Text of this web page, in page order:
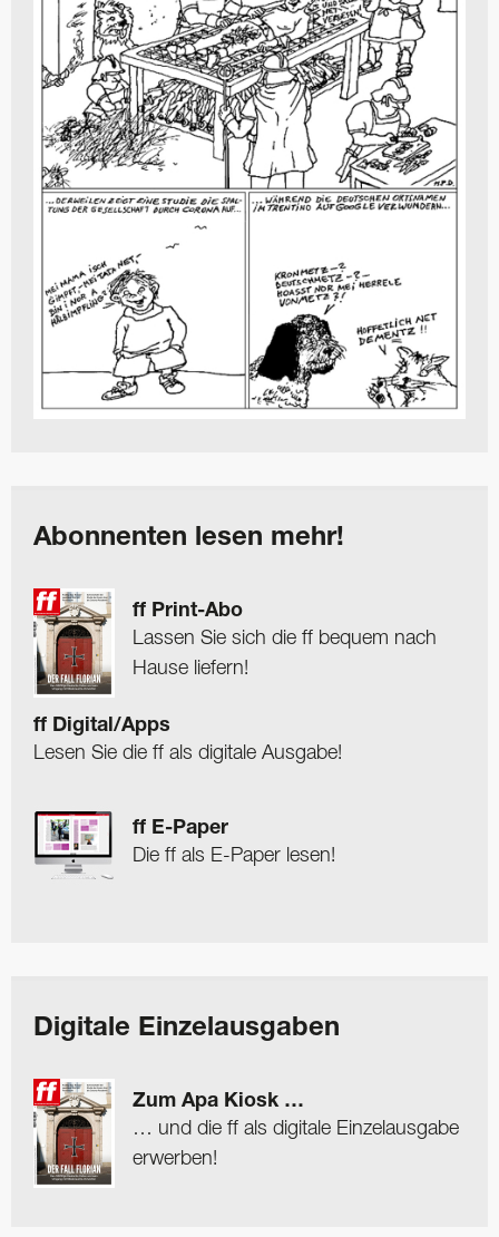
Abonnenten lesen mehr!
ff Print-Abo
Lassen Sie sich die ff bequem nach
Hause liefern!
ff Digital/Apps
Lesen Sie die ff als digitale Ausgabe!
ff E-Paper
Die ff als E-Paper lesen!
Digitale Einzelausgaben
Zum Apa Kiosk …
… und die ff als digitale Einzelausgabe
erwerben!